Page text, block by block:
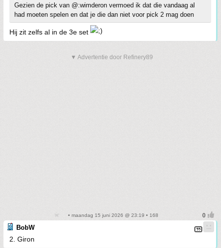
Gezien de pick van @:wimderon vermoed ik dat die vandaag al
had moeten spelen en dat je die dan niet voor pick 2 mag doen
Hij zit zelfs al in de 3e set
▼ Advertentie door Refinery89
• maandag 15 juni 2026 @ 23:19 • 168
BobW
2. Giron